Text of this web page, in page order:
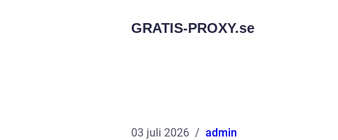
GRATIS-PROXY.se
03 juli 2026 admin